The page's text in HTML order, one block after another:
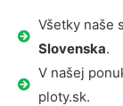
Všetky naše
Slovenska.
V našej
ploty.sk.